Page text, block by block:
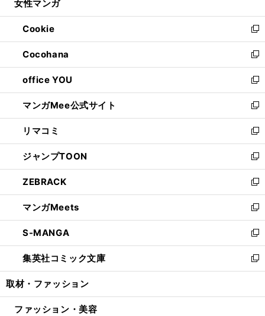
開
く
ウ
で
開
く
ン
ド
ウ
で
開
く
ウ
ィ
ン
ド
ウ
で
開
く
女性マンガ
Cookie
新
し
い
ウ
ィ
ン
ド
ウ
で
開
く
Cocohana
新
し
い
ウ
ィ
ン
ド
ウ
で
開
く
office YOU
新
し
い
ウ
ィ
ン
ド
ウ
で
開
く
マンガMee公式サイト
新
し
い
ウ
ィ
ン
ド
ウ
で
開
く
リマコミ
新
し
い
ウ
ィ
ン
ド
ウ
で
開
く
ジャンプTOON
新
し
い
ウ
ィ
ン
ド
ウ
で
開
ZEBRACK
新
し
い
ウ
ィ
ン
ド
ウ
開
マンガMeets
新
し
い
ウ
ィ
ン
ウ
S-MANGA
新
し
い
ウ
ン
集英社コミック文庫
新
し
ウ
取材・ファッション
ファッション・美容